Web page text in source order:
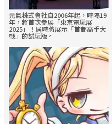
元氣株式會社自2006年起，時隔19
年，將首次參展「東京電玩展
2025」！屆時將展示「首都高手大
戰」的試玩版。